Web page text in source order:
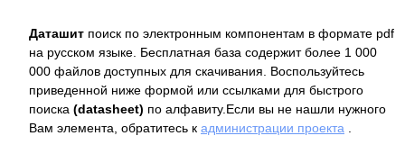
Даташит поиск по электронным компонентам в формате pdf
на русском языке. Бесплатная база содержит более 1 000
000 файлов доступных для скачивания. Воспользуйтесь
приведенной ниже формой или ссылками для быстрого
поиска (datasheet) по алфавиту.Если вы не нашли нужного
Вам элемента, обратитесь к администрации проекта